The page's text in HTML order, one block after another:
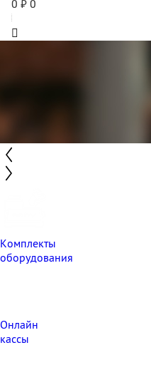
0 ₽ 0
Комплекты
оборудования
Онлайн
кассы